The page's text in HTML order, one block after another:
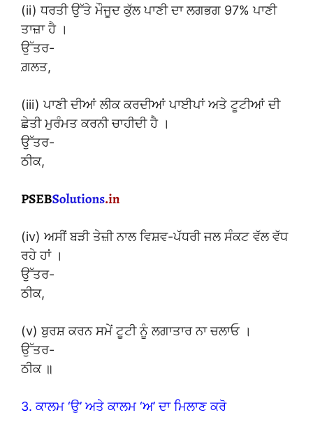
(ii) ਧਰਤੀ ਉੱਤੇ ਮੌਜੂਦ ਕੁੱਲ ਪਾਣੀ ਦਾ ਲਗਭਗ 97% ਪਾਣੀ
ਤਾਜ਼ਾ ਹੈ ।
ਉੱਤਰ-
ਗ਼ਲਤ,
(iii) ਪਾਣੀ ਦੀਆਂ ਲੀਕ ਕਰਦੀਆਂ ਪਾਈਪਾਂ ਅਤੇ ਟੂਟੀਆਂ ਦੀ
ਛੇਤੀ ਮੁਰੰਮਤ ਕਰਨੀ ਚਾਹੀਦੀ ਹੈ ।
ਉੱਤਰ-
ਠੀਕ,
(iv) ਅਸੀਂ ਬੜੀ ਤੇਜ਼ੀ ਨਾਲ ਵਿਸ਼ਵ-ਪੱਧਰੀ ਜਲ ਸੰਕਟ ਵੱਲ ਵੱਧ
ਰਹੇ ਹਾਂ ।
ਉੱਤਰ-
ਠੀਕ,
(v) ਬੁਰਸ਼ ਕਰਨ ਸਮੇਂ ਟੂਟੀ ਨੂੰ ਲਗਾਤਾਰ ਨਾ ਚਲਾਓ ।
ਉੱਤਰ-
ਠੀਕ ॥
3. ਕਾਲਮ ‘ਉ’ ਅਤੇ ਕਾਲਮ ‘ਅ’ ਦਾ ਮਿਲਾਣ ਕਰੋ